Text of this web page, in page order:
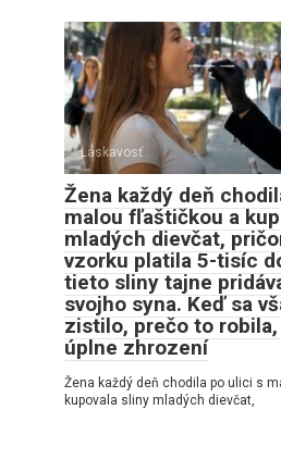
Láskavosť
Žena každý deň
malou fľaštičkou a
mladých dievčat,
vzorku platila 5-tisíc
tieto sliny tajne
svojho syna. Keď sa
zistilo, prečo to
úplne zhrození
Žena každý deň chodila po ulici s
kupovala sliny mladých dievčat,